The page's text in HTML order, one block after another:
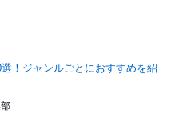
！ジャンルごとにおすすめを紹